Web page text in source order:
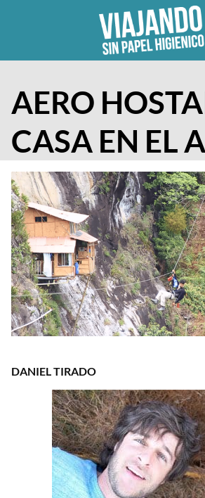
AERO
CASA EN EL
DANIEL TIRADO